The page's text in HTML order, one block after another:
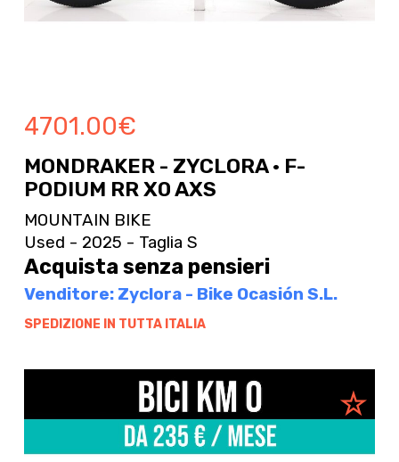
4701.00€
MONDRAKER - ZYCLORA · F-
PODIUM RR X0 AXS
MOUNTAIN BIKE
Used - 2025 - Taglia S
Acquista senza pensieri
Venditore: Zyclora - Bike Ocasión S.L.
SPEDIZIONE IN TUTTA ITALIA